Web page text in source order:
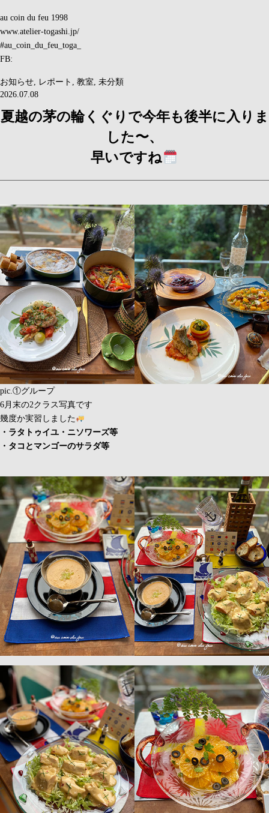
au coin du feu 1998
www.atelier-togashi.jp/
#au_coin_du_feu_toga_
FB:
お知らせ, レポート , 教室, 未分類
2026.07.08
夏越の茅の輪くぐりで今年も後半に入りま
した〜、
早いですね
pic.①グループ
6月末の2クラス写真です
幾度か実習しました
・ラタトゥイユ・ニソワーズ等
・タコとマンゴーのサラダ等